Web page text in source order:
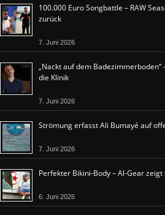
100.000 Euro Songbattle – RAW
zurück
7. Juni 2026
„Nackt auf dem
die Klinik
7. Juni 2026
Strömung erfasst Ali Bumayé auf
7. Juni 2026
Perfekter Bikini-Body – Al-Gear
6. Juni 2026